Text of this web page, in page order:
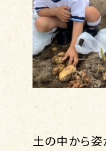
土の中から姿